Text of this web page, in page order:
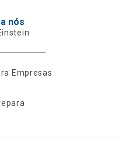
nós
Empresas